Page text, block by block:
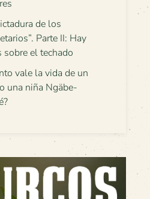
de los
Parte II: Hay
sobre el techado
vale la vida de un
una niña Ngäbe-